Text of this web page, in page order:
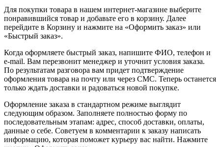
Для покупки товара в нашем интернет-магазине выберите
понравившийся товар и добавьте его в корзину. Далее
перейдите в Корзину и нажмите на «Оформить заказ» или
«Быстрый заказ».
Когда оформляете быстрый заказ, напишите ФИО, телефон и
e-mail. Вам перезвонит менеджер и уточнит условия заказа.
По результатам разговора вам придет подтверждение
оформления товара на почту или через СМС. Теперь останется
только ждать доставки и радоваться новой покупке.
Оформление заказа в стандартном режиме выглядит
следующим образом. Заполняете полностью форму по
последовательным этапам: адрес, способ доставки, оплаты,
данные о себе. Советуем в комментарии к заказу написать
информацию, которая поможет курьеру вас найти. Нажмите